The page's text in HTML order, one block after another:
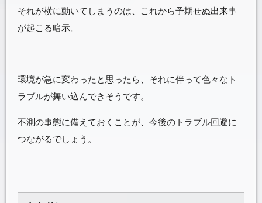
それが横に動いてしまうのは、これから予期せぬ出来事
が起こる暗示。
環境が急に変わったと思ったら、それに伴って色々なト
ラブルが舞い込んできそうです。
不測の事態に備えておくことが、今後のトラブル回避に
つながるでしょう。